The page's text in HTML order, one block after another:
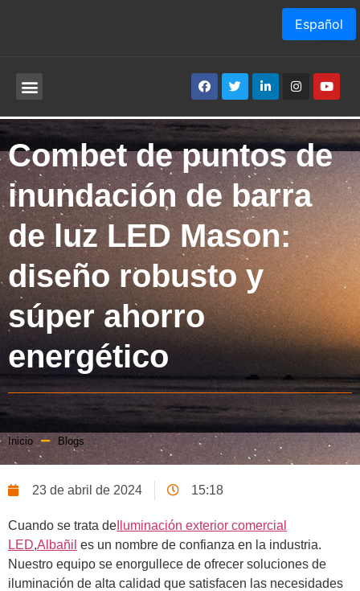
Combet de puntos de
inundación de barra
de luz LED Mason:
diseño robusto y
súper ahorro
energético
Inicio Blogs
23 de abril de 2024 15:18
Cuando se trata de Iluminación exterior comercial
LED,Albañil es un nombre de confianza en la industria.
Nuestro equipo se enorgullece de ofrecer soluciones de
iluminación de alta calidad que satisfacen las necesidades
Español